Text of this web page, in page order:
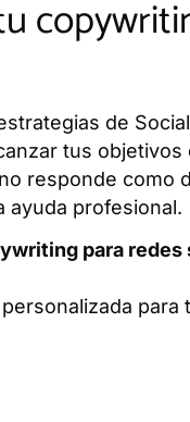
de
tus objetivos
responde como
ayuda profesional.
para
para